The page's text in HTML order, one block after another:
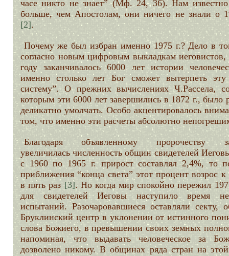
часе никто не знает” (Мф. 24, 36). Нам
больше, чем Апостолам, они ничего не знали о
[2].
Почему же был избран именно 1975 г.? Дело в
согласно новым цифровым выкладкам иеговистов,
году заканчивалось 6000 лет истории
именно столько лет Бог сможет вытерпеть
систему”. О прежних вычислениях Ч.Рассела,
которым эти 6000 лет завершились в 1872 г., было
деликатно умолчать. Особо акцентировалось
том, что именно эти расчеты абсолютно
Благодаря объявленному пророчеству
увеличилась численность общин свидетелей
с 1960 по 1965 г. прирост составлял 2,4%, то
приближения “конца света” этот процент возрос к
в пять раз [3]. Но когда мир спокойно пережил
для свидетелей Иеговы наступило время
испытаний. Разочаровавшиеся оставляли секту,
Бруклинский центр в уклонении от истинного
слова Божиего, в превышении своих земных
напоминая, что выдавать человеческое за
дозволено никому. В общинах ряда стран на